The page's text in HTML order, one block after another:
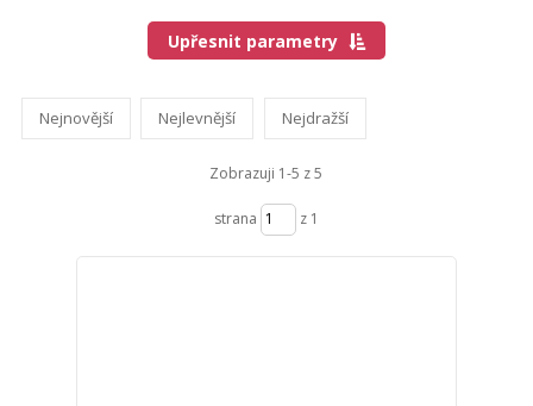
Upřesnit parametry
Nejnovější Nejlevnější Nejdražší
Zobrazuji 1-5 z 5
strana z 1